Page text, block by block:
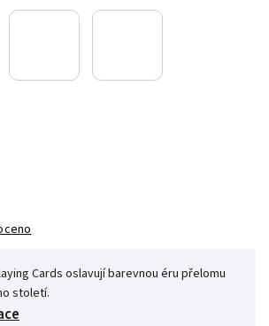
Cards oslavují barevnou éru přelomu
století.